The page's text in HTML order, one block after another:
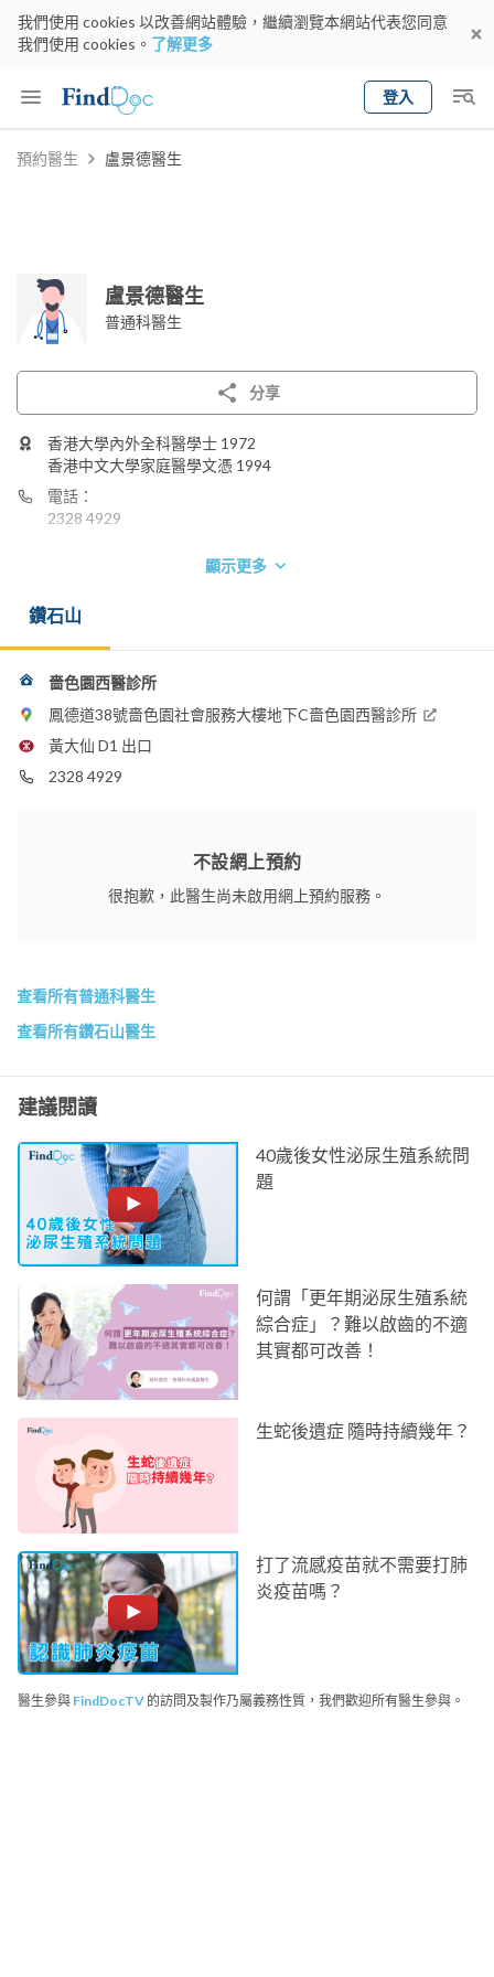
我們使用 cookies 以改善網站體驗，繼續瀏覽本網站代表您同意
我們使用 cookies。 了解更多
登入
Keyword
預約醫生 盧景德醫生
盧景德醫生
普通科醫生
分享
香港大學內外全科醫學士 1972
香港中文大學家庭醫學文憑 1994
電話：
2328 4929
顯示更多
鑽石山
嗇色園西醫診所
鳳德道38號嗇色園社會服務大樓地下C嗇色園西醫診所
黃大仙 D1 出口
2328 4929
不設網上預約
很抱歉，此醫生尚未啟用網上預約服務。
查看所有普通科醫生
查看所有鑽石山醫生
建議閱讀
40歲後女性泌尿生殖系統問
題
何謂「更年期泌尿生殖系統
綜合症」？難以啟齒的不適
其實都可改善！
生蛇後遺症 隨時持續幾年？
打了流感疫苗就不需要打肺
炎疫苗嗎？
醫生參與 FindDocTV 的訪問及製作乃屬義務性質，我們歡迎所有醫生參與。